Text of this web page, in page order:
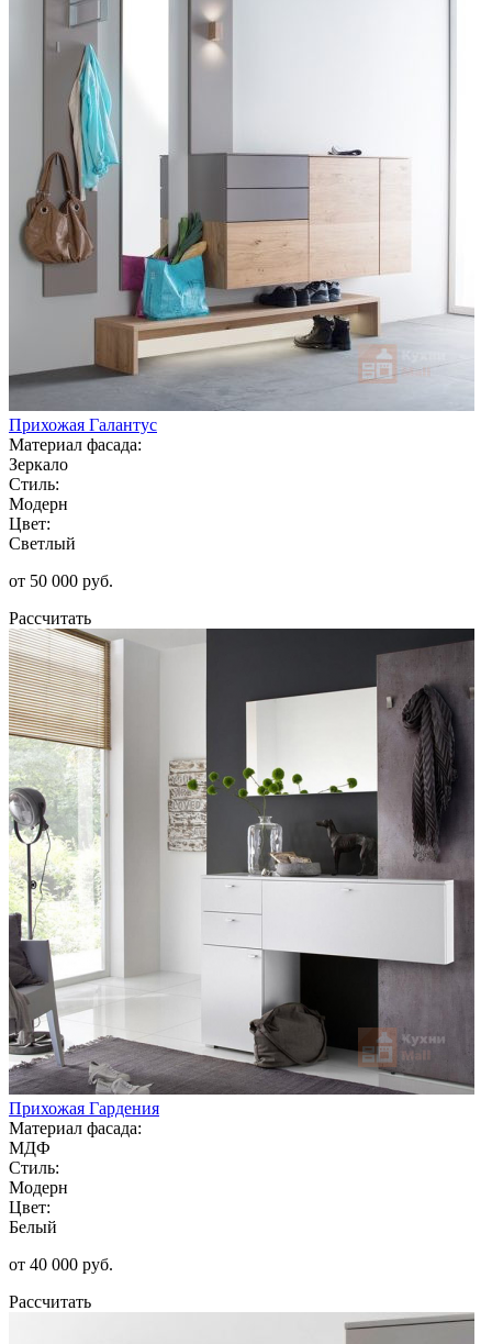
Прихожая Галантус
Материал фасада:
Зеркало
Стиль:
Модерн
Цвет:
Светлый
от 50 000 руб.
Рассчитать
Прихожая Гардения
Материал фасада:
МДФ
Стиль:
Модерн
Цвет:
Белый
от 40 000 руб.
Рассчитать